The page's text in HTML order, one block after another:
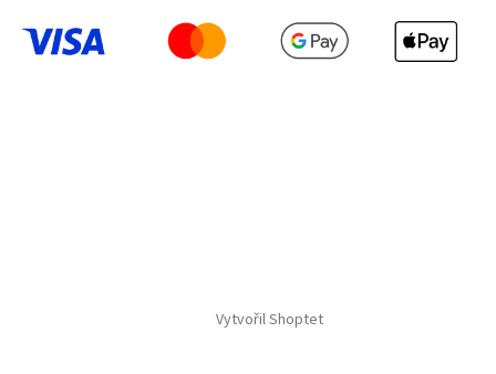
Vytvořil Shoptet